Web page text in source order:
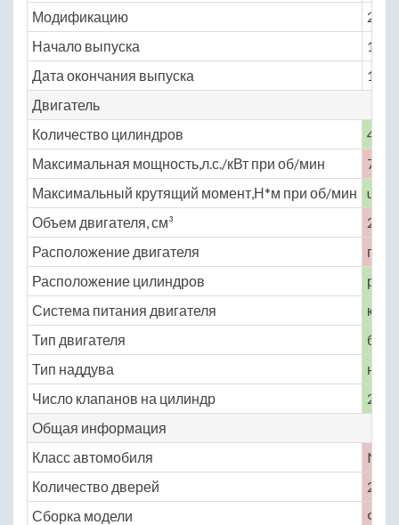
Модификацию
2.1
Начало выпуска
1951
Дата окончания выпуска
1960
Двигатель
Количество цилиндров
4
Максимальная мощность,л.с./кВт при об/мин
77 /
Максимальный крутящий момент,Н*м при об/мин
Объем двигателя, см³
2141
Расположение двигателя
Расположение цилиндров
Система питания двигателя
Тип двигателя
Тип наддува
нет
Число клапанов на цилиндр
2
Общая информация
Класс автомобиля
No
Количество дверей
2
Сборка модели